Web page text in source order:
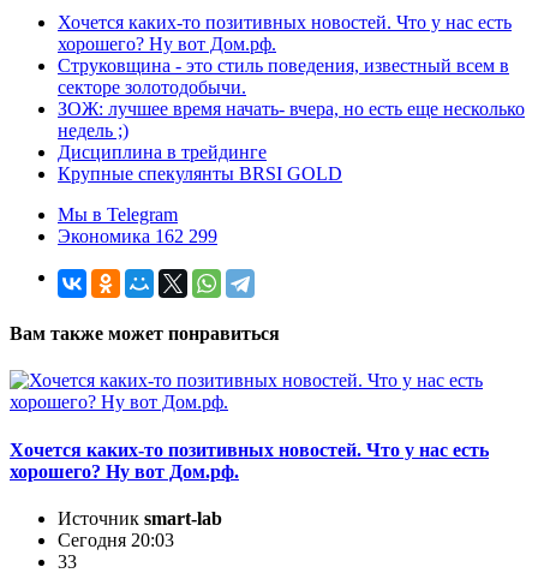
Хочется каких-то позитивных новостей. Что у нас есть
хорошего? Ну вот Дом.рф.
Струковщина - это стиль поведения, известный всем в
секторе золотодобычи.
ЗОЖ: лучшее время начать- вчера, но есть еще несколько
недель ;)
Дисциплина в трейдинге
Крупные спекулянты BRSI GOLD
Мы в Telegram
Экономика 162 299
Вам также может понравиться
Хочется каких-то позитивных новостей. Что у нас есть
хорошего? Ну вот Дом.рф.
Источник smart-lab
Сегодня 20:03
33